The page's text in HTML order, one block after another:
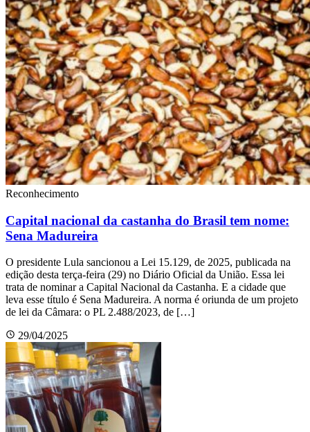
Reconhecimento
Capital nacional da castanha do Brasil tem nome:
Sena Madureira
O presidente Lula sancionou a Lei 15.129, de 2025, publicada na
edição desta terça-feira (29) no Diário Oficial da União. Essa lei
trata de nominar a Capital Nacional da Castanha. E a cidade que
leva esse título é Sena Madureira. A norma é oriunda de um projeto
de lei da Câmara: o PL 2.488/2023, de […]
29/04/2025